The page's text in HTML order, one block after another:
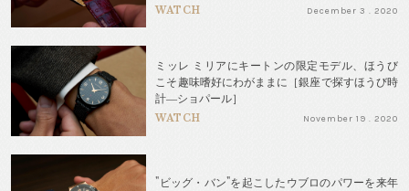
WATCH December 3 . 2020
ミッレ ミリアにキートンの限定モデル、ほうび
こそ趣味嗜好にわがままに［銀座で探すほうび時
計―ショパール］
WATCH November 19 . 2020
"ビッグ・バン"を起こしたウブロのパワーを来年